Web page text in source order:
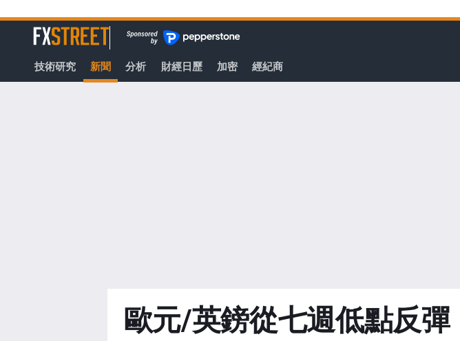
至
容
FXStreet
技術研究 新聞 分析 財經日歷 加密 經紀商
歐元/英鎊從七週低點反